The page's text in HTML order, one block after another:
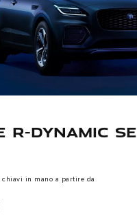
R-DYNAMIC SE
chiavi in mano a partire da